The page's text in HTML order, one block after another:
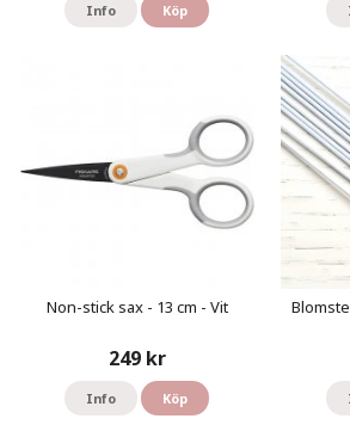
Info Köp
Non-stick sax - 13 cm - Vit
249 kr
Info Köp